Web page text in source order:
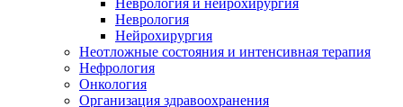
Неврология и нейрохирургия
Неврология
Нейрохирургия
Неотложные состояния и интенсивная терапия
Нефрология
Онкология
Организация здравоохранения